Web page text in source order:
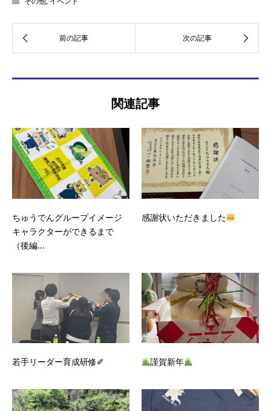
関連記事
ちゅうでんグループイメージ
キャラクターができるまで
（後編...
感謝状いただきました
若手リーダー育成研修✐ 謹賀新年